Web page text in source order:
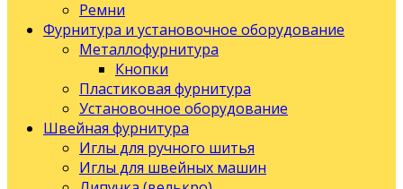
Ремни
Фурнитура и установочное оборудование
Металлофурнитура
Кнопки
Пластиковая фурнитура
Установочное оборудование
Швейная фурнитура
Иглы для ручного шитья
Иглы для швейных машин